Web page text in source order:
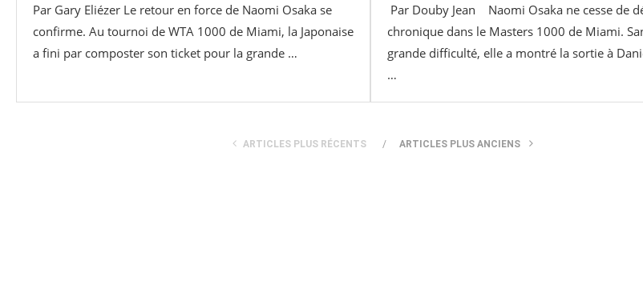
Par Gary Eliézer Le retour en force de Naomi Osaka se
confirme. Au tournoi de WTA 1000 de Miami, la Japonaise
a fini par composter son ticket pour la grande …
Par Douby Jean Naomi Osaka ne cesse de
chronique dans le Masters 1000 de Miami.
grande difficulté, elle a montré la sortie à
…
ARTICLES PLUS RÉCENTS ARTICLES PLUS ANCIENS